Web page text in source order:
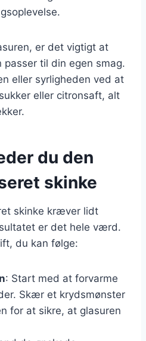
er det vigtigt at
til din egen smag.
eller syrligheden ved at
eller citronsaft, alt
du den
skinke
skinke kræver lidt
er det hele værd.
du kan følge:
: Start med at forvarme
Skær et krydsmønster
for at sikre, at glasuren